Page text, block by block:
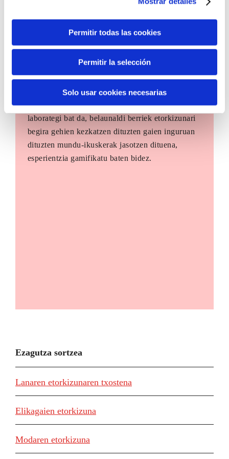
Permitir todas las cookies
Permitir la selección
Solo usar cookies necesarias
The Future Game
The Future Game gazteen parte-hartzerako
laborategi bat da, belaunaldi berriek etorkizunari
begira gehien kezkatzen dituzten gaien inguruan
dituzten mundu-ikuskerak jasotzen dituena,
esperientzia gamifikatu baten bidez.
Ezagutza sortzea
Lanaren etorkizunaren txostena
Elikagaien etorkizuna
Modaren etorkizuna